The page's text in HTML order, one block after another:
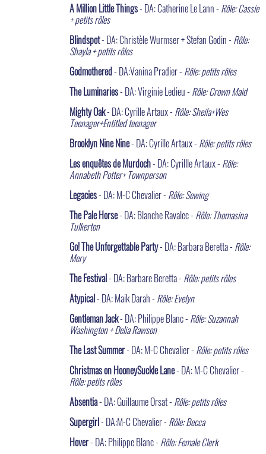
A Million Little Things- DA: Catherine Le Lann - Rôle: Cassie
+ petits rôles
Blindspot- DA: Christèle Wurmser + Stefan Godin - Rôle:
Shayla + petits rôles
Godmothered- DA:Vanina Pradier - Rôle: petits rôles
The Luminaries- DA: Virginie Ledieu - Rôle: Crown Maid
Mighty Oak- DA: Cyrille Artaux - Rôle: Sheila+Wes
Teenager+Entitled teenager
Brooklyn Nine Nine- DA: Cyrille Artaux - Rôle: petits rôles
Les enquêtes de Murdoch- DA: Cyrillle Artaux - Rôle:
Annabeth Potter+ Townperson
Legacies- DA: M-C Chevalier - Rôle: Sewing
The Pale Horse- DA: Blanche Ravalec - Rôle: Thomasina
Tulkerton
Go! The Unforgettable Party- DA: Barbara Beretta - Rôle:
Mery
The Festival- DA: Barbare Beretta - Rôle: petits rôles
Atypical- DA: Maik Darah - Rôle: Evelyn
Gentleman Jack- DA: Philippe Blanc - Rôle: Suzannah
Washington + Delia Rawson
The Last Summer- DA: M-C Chevalier - Rôle: petits rôles
Christmas on HooneySuckle Lane- DA: M-C Chevalier -
Rôle: petits rôles
Absentia- DA: Guillaume Orsat - Rôle: petits rôles
Supergirl- DA:M-C Chevalier - Rôle: Becca
Hover- DA: Philippe Blanc - Rôle: Female Clerk